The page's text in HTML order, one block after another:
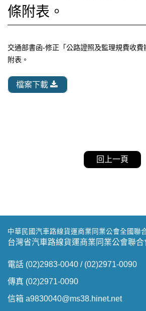
條附表。
交通部書函-修正「公路證照及監理規費收
附表。
檔案下載
回上一頁
中華民國汽車路線貨運商業同業公會全國聯
台灣省汽車路線貨運商業同業公會聯合
電話 (02)2983-0040 / (02)2971-0090
傳真 (02)2971-0090
信箱 a9830040@ms38.hinet.net